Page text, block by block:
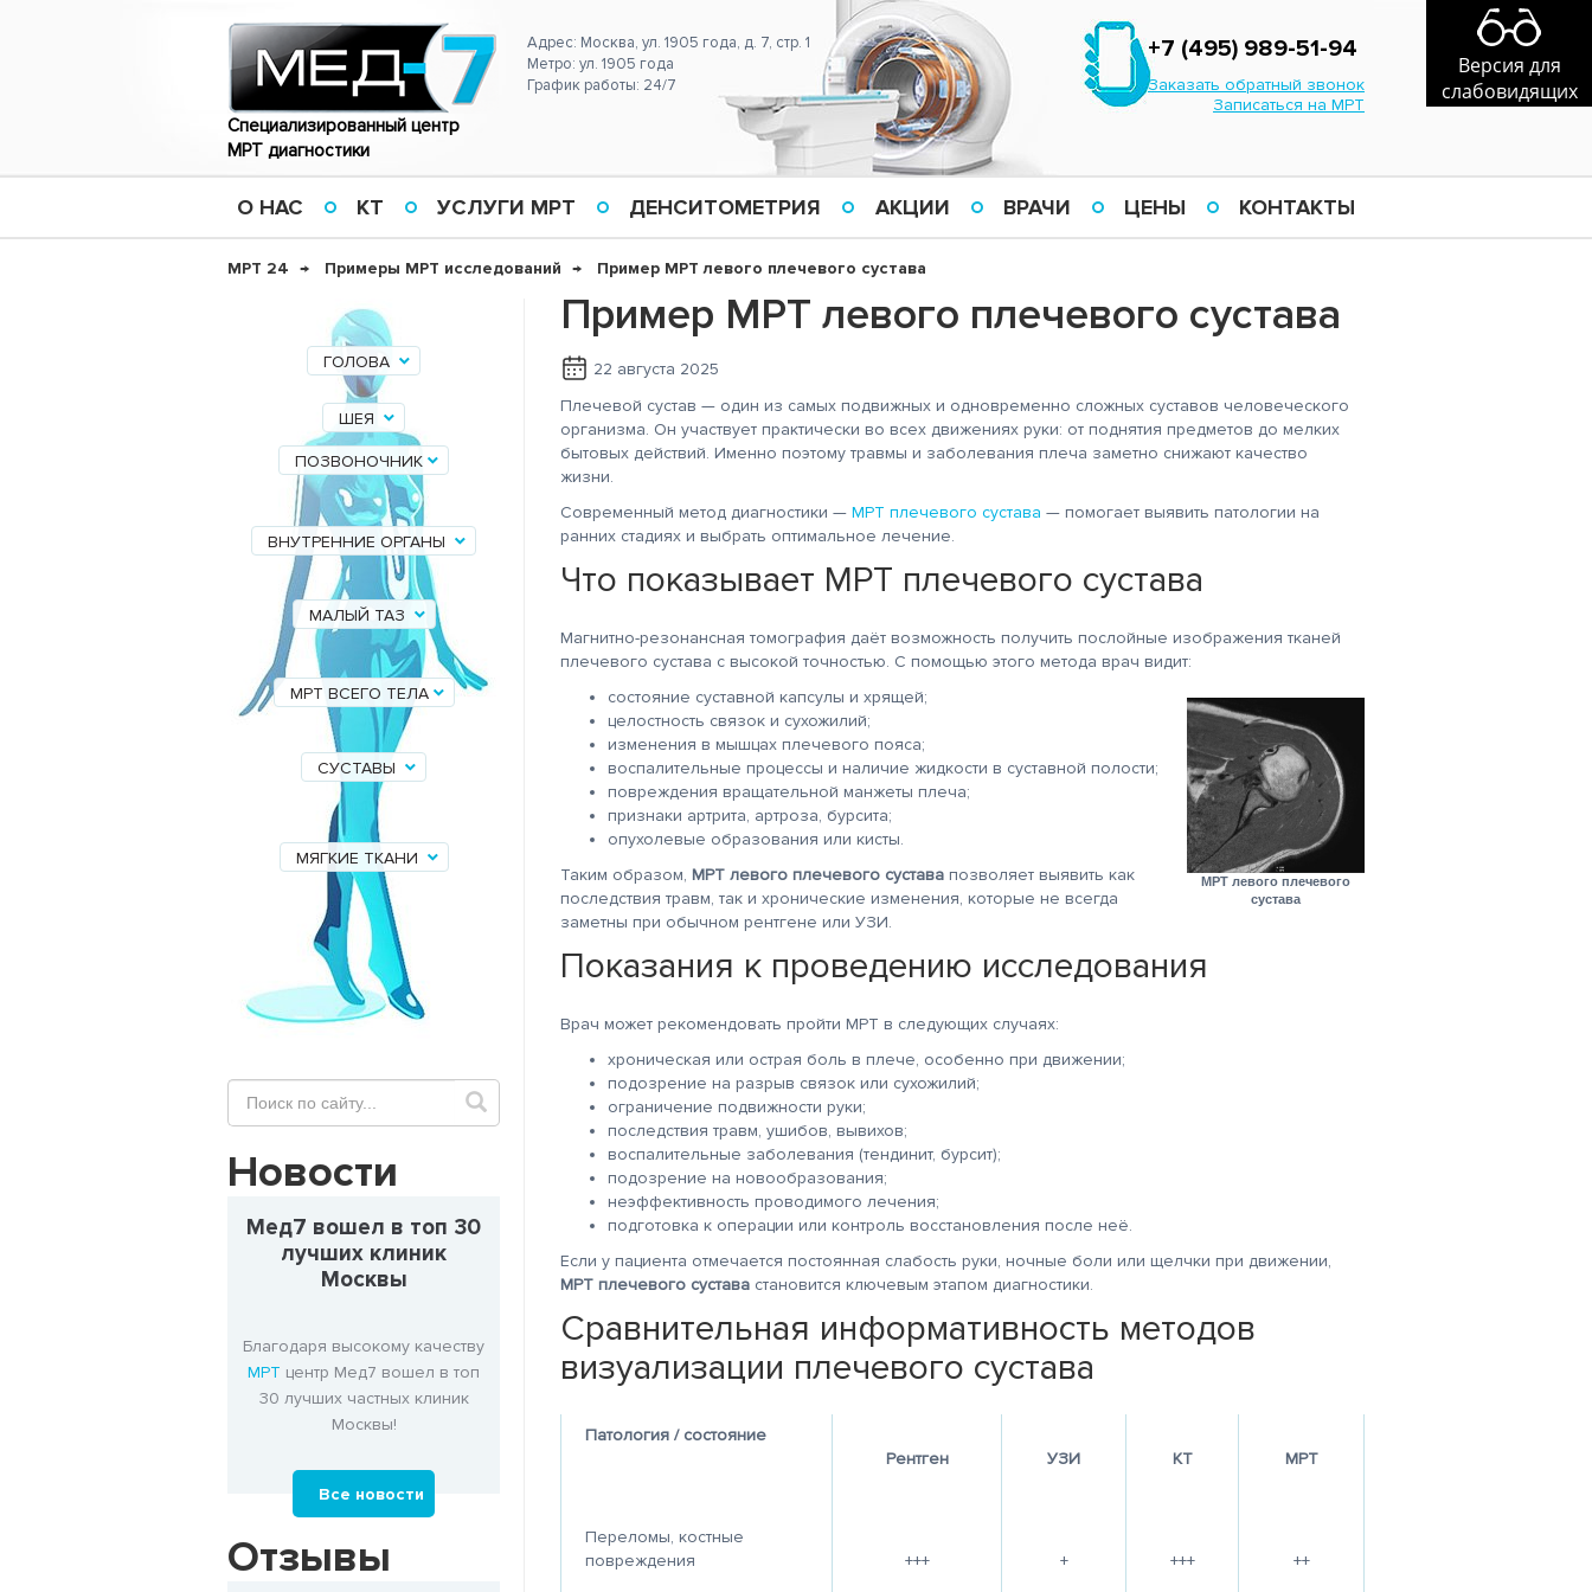
Версия для
слабовидящих
Специализированный центр
МРТ диагностики
+7 (495) 989-51-94
Заказать обратный звонок
Записаться на МРТ
Адрес: Москва, ул. 1905 года, д. 7, стр. 1
Метро: ул. 1905 года
График работы: 24/7
О НАС КТ УСЛУГИ МРТ ДЕНСИТОМЕТРИЯ АКЦИИ ВРАЧИ ЦЕНЫ КОНТАКТЫ
МРТ 24 Примеры МРТ исследований Пример МРТ левого плечевого сустава
ГОЛОВА
ШЕЯ
ПОЗВОНОЧНИК
ВНУТРЕННИЕ ОРГАНЫ
МАЛЫЙ ТАЗ
МРТ ВСЕГО ТЕЛА
СУСТАВЫ
МЯГКИЕ ТКАНИ
Новости
Мед7 вошел в топ 30
лучших клиник
Москвы
Благодаря высокому качеству
МРТ центр Мед7 вошел в топ
30 лучших частных клиник
Москвы!
Все новости
Отзывы
Пример МРТ левого плечевого сустава
22 августа 2025
Плечевой сустав — один из самых подвижных и одновременно сложных суставов человеческого
организма. Он участвует практически во всех движениях руки: от поднятия предметов до мелких
бытовых действий. Именно поэтому травмы и заболевания плеча заметно снижают качество
жизни.
Современный метод диагностики — МРТ плечевого сустава — помогает выявить патологии на
ранних стадиях и выбрать оптимальное лечение.
Что показывает МРТ плечевого сустава
Магнитно-резонансная томография даёт возможность получить послойные изображения тканей
плечевого сустава с высокой точностью. С помощью этого метода врач видит:
МРТ левого плечевого
сустава
состояние суставной капсулы и хрящей;
целостность связок и сухожилий;
изменения в мышцах плечевого пояса;
воспалительные процессы и наличие жидкости в суставной полости;
повреждения вращательной манжеты плеча;
признаки артрита, артроза, бурсита;
опухолевые образования или кисты.
Таким образом, МРТ левого плечевого сустава позволяет выявить как
последствия травм, так и хронические изменения, которые не всегда
заметны при обычном рентгене или УЗИ.
Показания к проведению исследования
Врач может рекомендовать пройти МРТ в следующих случаях:
хроническая или острая боль в плече, особенно при движении;
подозрение на разрыв связок или сухожилий;
ограничение подвижности руки;
последствия травм, ушибов, вывихов;
воспалительные заболевания (тендинит, бурсит);
подозрение на новообразования;
неэффективность проводимого лечения;
подготовка к операции или контроль восстановления после неё.
Если у пациента отмечается постоянная слабость руки, ночные боли или щелчки при движении,
МРТ плечевого сустава становится ключевым этапом диагностики.
Сравнительная информативность методов
визуализации плечевого сустава
Патология / состояние
Рентген
УЗИ КТ МРТ
Переломы, костные
повреждения
+++ + +++ ++